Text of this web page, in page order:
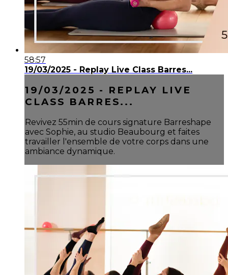
58:57
19/03/2025 - Replay Live Class Barres...
19/03/2025 - REPLAY LIVE
CLASS BARRES...
Revivez 55min de cours signature Barreshape
avec Sophie, au studio Beaubourg et faites
travailler l'ensemble de votre corps dans une
ambiance dynamique.